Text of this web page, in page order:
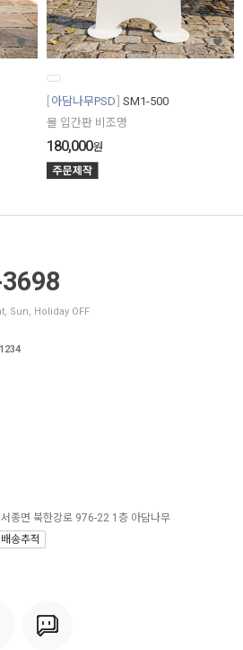
아담나무PSD SM1-500
몰 입간판 비조명
180,000원
Sun, Holiday OFF
종면 북한강로 976-22 1층 아담나무
배송추적